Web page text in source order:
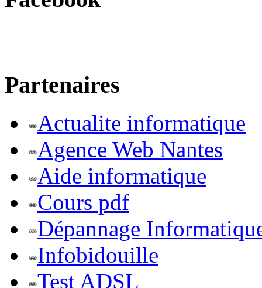
Partenaires
Actualite informatique
Agence Web Nantes
Aide informatique
Cours pdf
Dépannage
Infobidouille
Test ADSL